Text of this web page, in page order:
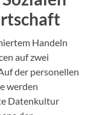
Handeln
auf zwei
der personellen
werden
Datenkultur